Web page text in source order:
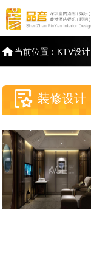
当前位置： KTV设计
装修设计